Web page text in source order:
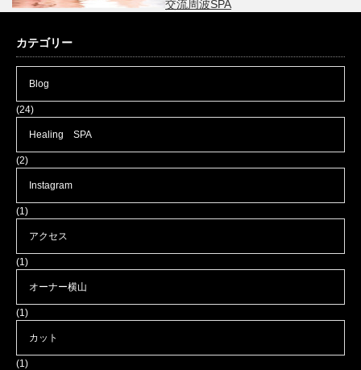
交流周波SPA
カテゴリー
Blog
(24)
Healing SPA
(2)
Instagram
(1)
アクセス
(1)
オーナー横山
(1)
カット
(1)